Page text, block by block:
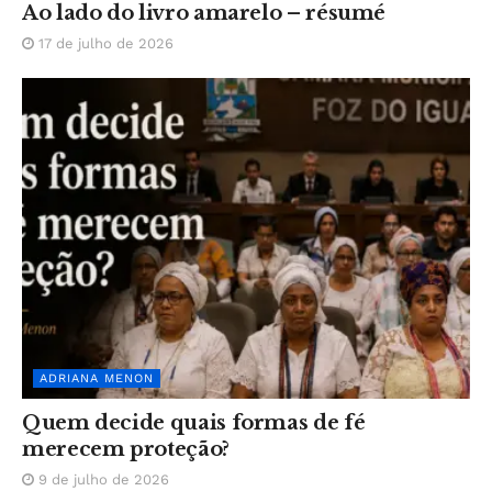
Ao lado do livro amarelo – résumé
17 de julho de 2026
ADRIANA MENON
Quem decide quais formas de fé
merecem proteção?
9 de julho de 2026